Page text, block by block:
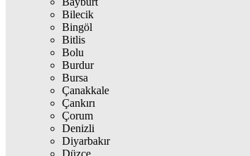
Bilecik
Bingöl
Bitlis
Bolu
Burdur
Bursa
Çanakkale
Çankırı
Çorum
Denizli
Diyarbakır
Düzce